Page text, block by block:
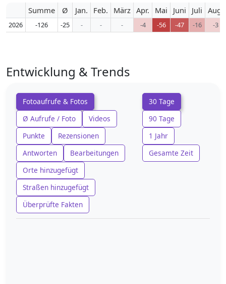
Summe Ø Jan. Feb. März Apr. Mai Juni Juli Aug.
2026 -126 -25 - - - -4 -56 -47 -16 -3
Entwicklung & Trends
Fotoaufrufe & Fotos
Ø Aufrufe / Foto
Videos
Punkte
Rezensionen
Antworten
Bearbeitungen
Orte hinzugefügt
Straßen hinzugefügt
Überprüfte Fakten
30 Tage
90 Tage
1 Jahr
Gesamte Zeit